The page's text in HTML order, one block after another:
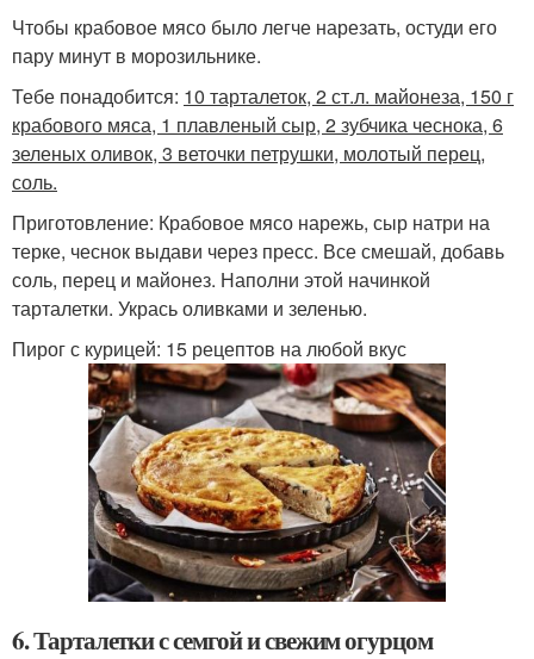
Чтобы крабовое мясо было легче нарезать, остуди его
пару минут в морозильнике.
Тебе понадобится: 10 тарталеток, 2 ст.л. майонеза, 150 г
крабового мяса, 1 плавленый сыр, 2 зубчика чеснока, 6
зеленых оливок, 3 веточки петрушки, молотый перец,
соль.
Приготовление: Крабовое мясо нарежь, сыр натри на
терке, чеснок выдави через пресс. Все смешай, добавь
соль, перец и майонез. Наполни этой начинкой
тарталетки. Укрась оливками и зеленью.
Пирог с курицей: 15 рецептов на любой вкус
6. Тарталетки с семгой и свежим огурцом